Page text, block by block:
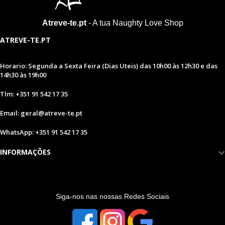
Atreve-te.pt- A tua Naughty Love Shop
ATREVE-TE.PT
Horario: Segunda a Sexta Feira (Dias Uteis) das 10h00 às 12h30 e das
14h30 às 19h00
Tlm: +351 91 542 17 35
Email: geral@atreve-te.pt
WhatsApp: +351 91 542 17 35
INFORMAÇÕES
Siga-nos nas nossas Redes Sociais